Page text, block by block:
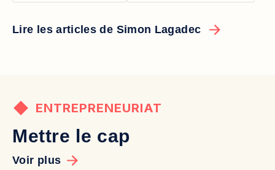
Lire les articles de Simon Lagadec
Mettre le cap
ENTREPRENEURIAT
Voir plus